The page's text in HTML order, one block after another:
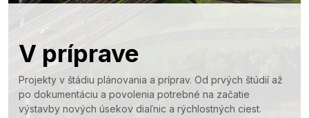
V príprave
Projekty v štádiu plánovania a príprav. Od prvých štúdií až
po dokumentáciu a povolenia potrebné na začatie
výstavby nových úsekov diaľnic a rýchlostných ciest.